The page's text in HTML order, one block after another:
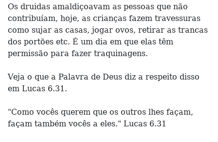
Os druidas amaldiçoavam as pessoas que não
contribuíam, hoje, as crianças fazem travessuras
como sujar as casas, jogar ovos, retirar as trancas
dos portões etc. É um dia em que elas têm
permissão para fazer traquinagens.
Veja o que a Palavra de Deus diz a respeito disso
em Lucas 6.31.
"Como vocês querem que os outros lhes façam,
façam também vocês a eles." Lucas 6.31